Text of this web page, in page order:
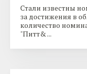
Стали известны
за достижения в
количество
"Питт& ...